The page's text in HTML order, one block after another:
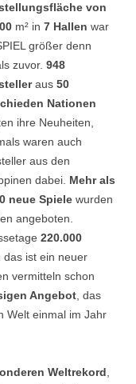
von
m² in 7 Hallen war
größer denn
zuvor. 948
aus 50
Nationen
ihre Neuheiten,
waren auch
aus den
dabei. Mehr als
neue Spiele wurden
angeboten.
220.000
das ist ein neuer
vermitteln schon
Angebot, das
Welt einmal im Jahr
Weltrekord,